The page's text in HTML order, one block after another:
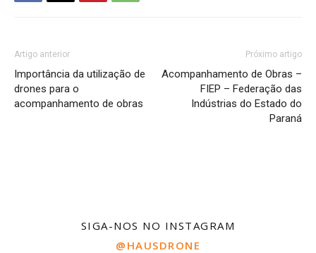
Artigo anterior
Importância da utilização de
drones para o
acompanhamento de obras
Próximo artigo
Acompanhamento de Obras –
FIEP – Federação das
Indústrias do Estado do
Paraná
SIGA-NOS NO INSTAGRAM
@HAUSDRONE